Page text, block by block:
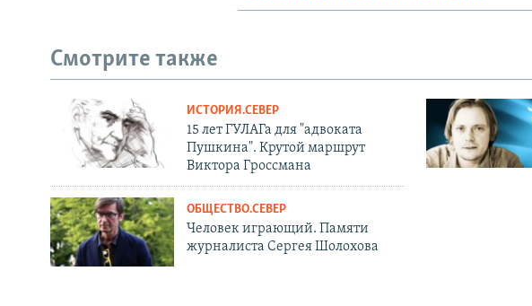
Смотрите также
ИСТОРИЯ.СЕВЕР
15 лет ГУЛАГа для "адвоката
Пушкина". Крутой маршрут
Виктора Гроссмана
ОБЩЕСТВО.СЕВЕР
Человек играющий. Памяти
журналиста Сергея Шолохова